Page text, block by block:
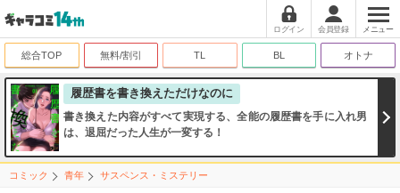
ログイン 会員登録 メニュー
総合TOP 無料/割引 TL BL オトナ
履歴書を書き換えただけなのに
書き換えた内容がすべて実現する、全能の履歴書を手に入れ男
は、退屈だった人生が一変する！
コミック 青年 サスペンス・ミステリー